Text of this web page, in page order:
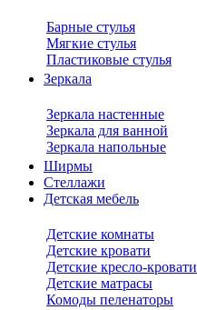
Барные стулья
Мягкие стулья
Пластиковые стулья
Зеркала
Зеркала настенные
Зеркала для ванной
Зеркала напольные
Ширмы
Стеллажи
Детская мебель
Детские комнаты
Детские кровати
Детские кресло-кровати
Детские матрасы
Комоды пеленаторы